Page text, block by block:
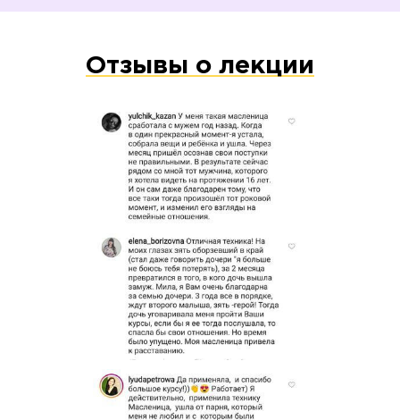
Отзывы о лекции